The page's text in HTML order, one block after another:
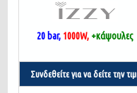
20 bar, 1000W, +κάψουλες
Συνδεθείτε για να δείτε την